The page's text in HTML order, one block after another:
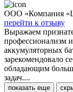
ООО «Компания
перейти к отзыву
Выражаем
профессионализм
аккумуляторных
зарекомендовало
обладающим
задач....
показать еще